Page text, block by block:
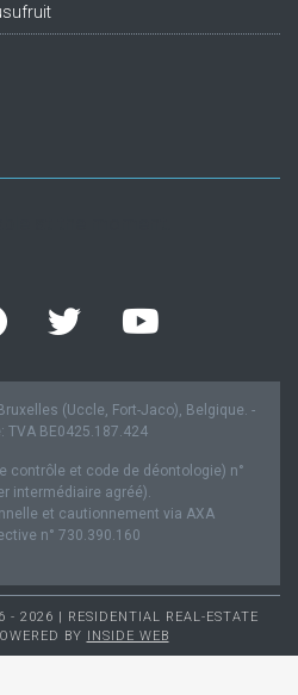
(Uccle, Fort-Jaco), Belgique. -
TVA BE0425.187.424
contrôle et code de déontologie) n°
intermédiaire agréé).
et cautionnement via AXA
n° 730.390.160
2026 | RESIDENTIAL REAL-ESTATE
BY INSIDE WEB